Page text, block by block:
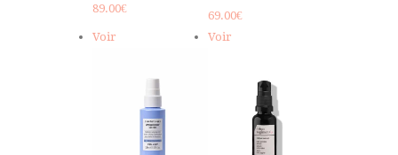
89.00€
69.00€
Voir
Voir